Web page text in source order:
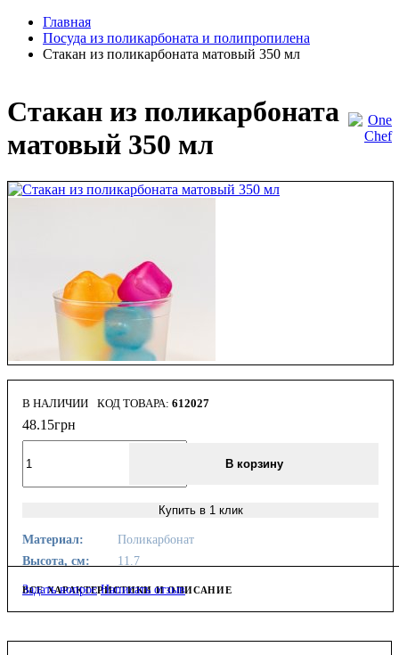
Главная
Посуда из поликарбоната и полипропилена
Стакан из поликарбоната матовый 350 мл
Стакан из поликарбоната
матовый 350 мл
В НАЛИЧИИ 612027
48.15грн
В корзину
Купить в 1 клик
Материал:
Поликарбонат
Высота, см:
11.7
ВСЕ ХАРАКТЕРИСТИКИ И ОПИСАНИЕ
Задать вопрос Написать отзыв